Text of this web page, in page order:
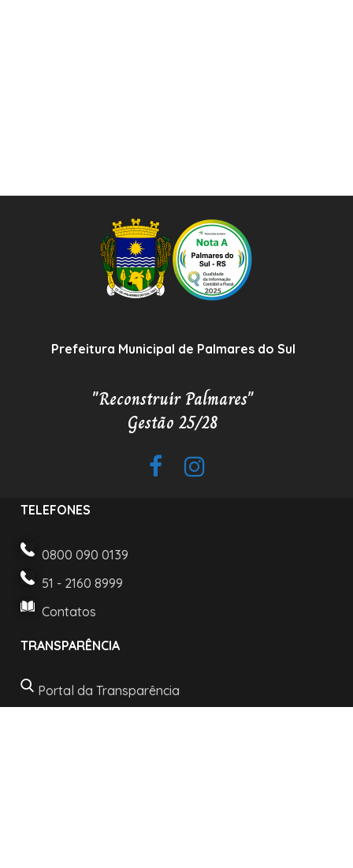
Prefeitura Municipal de Palmares do Sul
"Reconstruir Palmares"
Gestão 25/28
TELEFONES
0800 090 0139
51 - 2160 8999
Contatos
TRANSPARÊNCIA
Portal da Transparência